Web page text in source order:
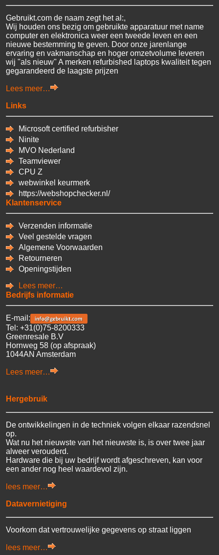
Gebruikt.com de naam zegt het al:,
Wij houden ons bezig om gebruikte apparatuur met name
computer en elektronica weer een tweede leven en een
nieuwe bestemming te geven. Door onze jarenlange
ervaring en vakmanschap en hoger omzetvolume leveren
wij "als nieuw" A merken refurbished laptops kwaliteit tegen
gegarandeerd de laagste prijzen
Lees meer…
Links
Microsoft certified refurbisher
Ninite
MVO Nederland
Teamviewer
CPU Z
webwinkel keurmerk
https://webshopchecker.nl/
Klantenservice
Verzenden informatie
Veel gestelde vragen
Algemene Voorwaarden
Retourneren
Openingstijden
Lees meer…
Bedrijfs informatie
E-mail:
Tel: +31(0)75-8200333
Greenresale B.V
Hornweg 58 (op afspraak)
1044AN Amsterdam
Lees meer…
Hergebruik
De ontwikkelingen in de techniek volgen elkaar razendsnel
op.
Wat nu het nieuwste van het nieuwste is, is over twee jaar
alweer verouderd.
Hardware die bij uw bedrijf wordt afgeschreven, kan voor
een ander nog heel waardevol zijn.
lees meer…
Datavernietiging
Voorkom dat vertrouwelijke gegevens op straat liggen
lees meer…